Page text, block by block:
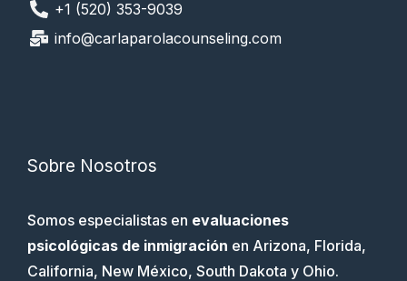
+1 (520) 353-9039
info@carlaparolacounseling.com
Sobre Nosotros
Somos especialistas en evaluaciones
psicológicas de inmigración en Arizona, Florida,
California, New México, South Dakota y Ohio.